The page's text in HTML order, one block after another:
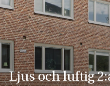
Ljus och luftig